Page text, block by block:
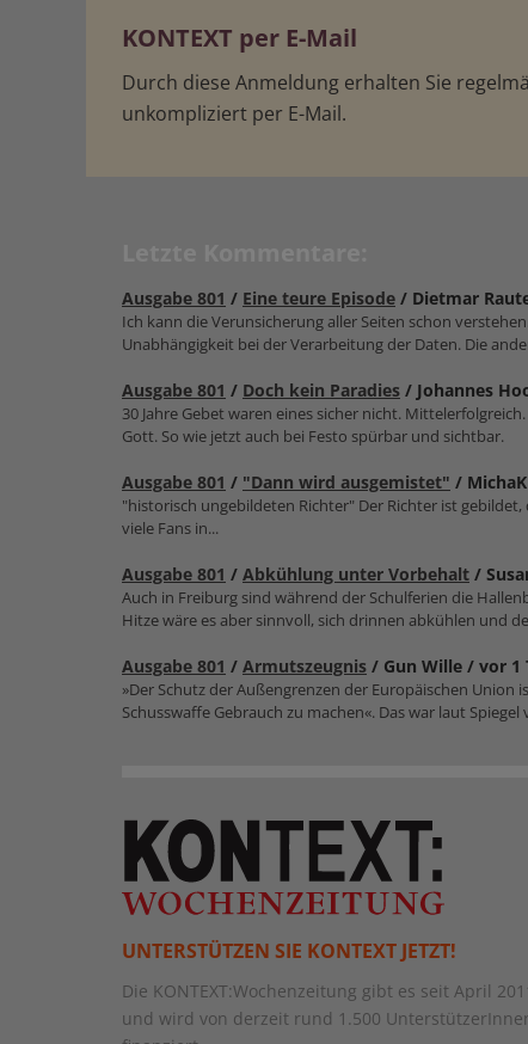
KONTEXT per E-Mail
Durch diese Anmeldung erhalten Sie
unkompliziert per E-Mail.
Ausgabe 801 / Eine teure Episode / Dietmar
Ich kann die Verunsicherung aller Seiten schon
Unabhängigkeit bei der Verarbeitung der Daten. Die
Ausgabe 801 / Doch kein Paradies / Johannes
30 Jahre Gebet waren eines sicher nicht.
Gott. So wie jetzt auch bei Festo spürbar und sichtbar.
Ausgabe 801 / "Dann wird ausgemistet" /
"historisch ungebildeten Richter" Der Richter ist
viele Fans in...
Ausgabe 801 / Abkühlung unter Vorbehalt /
Auch in Freiburg sind während der Schulferien die
Hitze wäre es aber sinnvoll, sich drinnen abkühlen und
Ausgabe 801 / Armutszeugnis / Gun Wille / vor 1
»Der Schutz der Außengrenzen der Europäischen
Schusswaffe Gebrauch zu machen«. Das war laut Spiegel
UNTERSTÜTZEN SIE KONTEXT JETZT!
Die KONTEXT:Wochenzeitung gibt es seit April
und wird von derzeit rund 1.500